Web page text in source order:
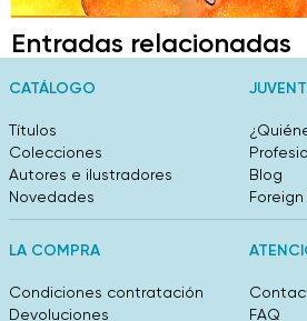
Entradas relacionadas
CATÁLOGO
Títulos
Colecciones
Autores e ilustradores
Novedades
Blog
LA COMPRA
Condiciones contratación
Devoluciones
FAQ